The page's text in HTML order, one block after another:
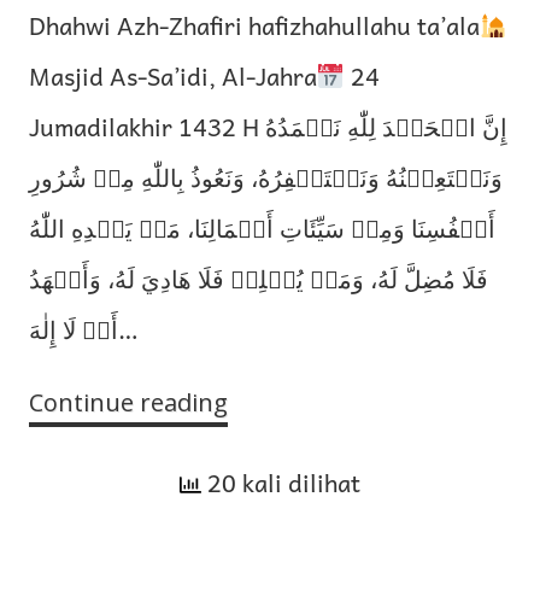
Dhahwi Azh-Zhafiri hafizhahullahu ta’ala
Masjid As-Sa’idi, Al-Jahra
24
Jumadilakhir 1432 H إِنَّ الۡحَمۡدَ لِلّٰهِ نَحۡمَدُهُ
وَنَسۡتَعِيۡنُهُ وَنَسۡتَغۡفِرُهُ، وَنَعُوذُ بِاللّٰهِ مِنۡ شُرُورِ
أَنۡفُسِنَا وَمِنۡ سَيِّئَاتِ أَعۡمَالِنَا، مَنۡ يَهۡدِهِ اللّٰهُ
فَلَا مُضِلَّ لَهُ، وَمَنۡ يُضۡلِلۡ فَلَا هَادِيَ لَهُ، وَأَشۡهَدُ
أَنۡ لَا إِلٰهَ…
Continue reading
dan
20 kali dilihat